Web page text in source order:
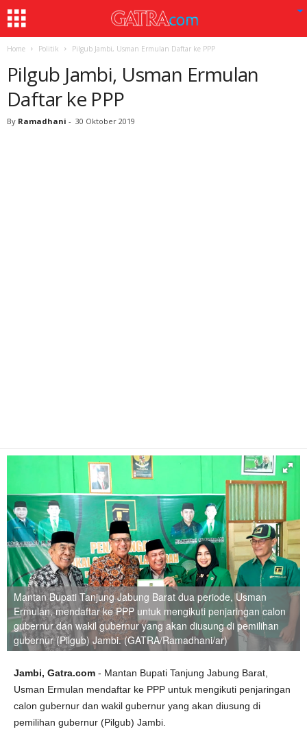
Home Politik Pilgub Jambi, Usman Ermulan Daftar ke PPP
Pilgub Jambi, Usman Ermulan
Daftar ke PPP
By Ramadhani - 30 Oktober 2019
Mantan Bupati Tanjung Jabung Barat dua periode, Usman
Ermulan, mendaftar ke PPP untuk mengikuti penjaringan calon
gubernur dan wakil gubernur yang akan diusung di pemilihan
gubernur (Pilgub) Jambi. (GATRA/Ramadhani/ar)
Jambi, Gatra.com - Mantan Bupati Tanjung Jabung Barat,
Usman Ermulan mendaftar ke PPP untuk mengikuti penjaringan
calon gubernur dan wakil gubernur yang akan diusung di
pemilihan gubernur (Pilgub) Jambi.